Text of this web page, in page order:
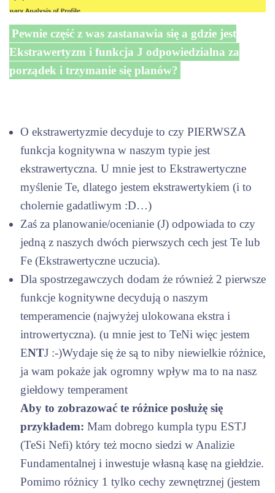
Pewnie część z was zastanawia się a gdzie jest
Ekstrawertyzm i funkcja J odpowiedzialna za
porządek i trzymanie się planów?
O ekstrawertyzmie decyduje to czy PIERWSZA
funkcja kognitywna w naszym typie jest
ekstrawertyczna. U mnie jest to Ekstrawertyczne
myślenie Te, dlatego jestem ekstrawertykiem (i to
cholernie gadatliwym :D…)
Zaś za planowanie/ocenianie (J) odpowiada to czy
jedną z naszych dwóch pierwszych cech jest Te lub
Fe (Ekstrawertyczne uczucia).
Dla spostrzegawczych dodam że również 2 pierwsze
funkcje kognitywne decydują o naszym
temperamencie (najwyżej ulokowana ekstra i
introwertyczna). (u mnie jest to TeNi więc jestem
ENTJ :-)Wydaje się że są to niby niewielkie różnice,
ja wam pokaże jak ogromny wpływ ma to na nasz
giełdowy temperament
Aby to zobrazować te różnice posłużę się
przykładem: Mam dobrego kumpla typu ESTJ
(TeSi Nefi) który też mocno siedzi w Analizie
Fundamentalnej i inwestuje własną kasę na giełdzie.
Pomimo różnicy 1 tylko cechy zewnętrznej (jestem